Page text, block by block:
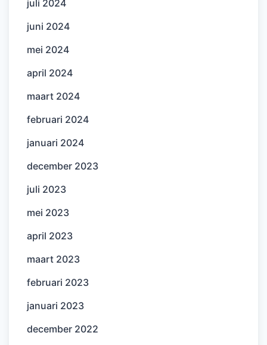
juli 2024
juni 2024
mei 2024
april 2024
maart 2024
februari 2024
januari 2024
december 2023
juli 2023
mei 2023
april 2023
maart 2023
februari 2023
januari 2023
december 2022